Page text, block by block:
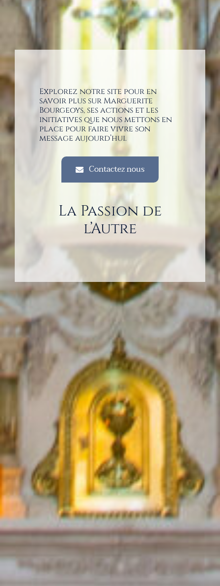
Explorez notre site pour en
savoir plus sur Marguerite
Bourgeoys, ses actions et les
initiatives que nous mettons en
place pour faire vivre son
message aujourd’hui.
Contactez nous
La Passion de
l’Autre